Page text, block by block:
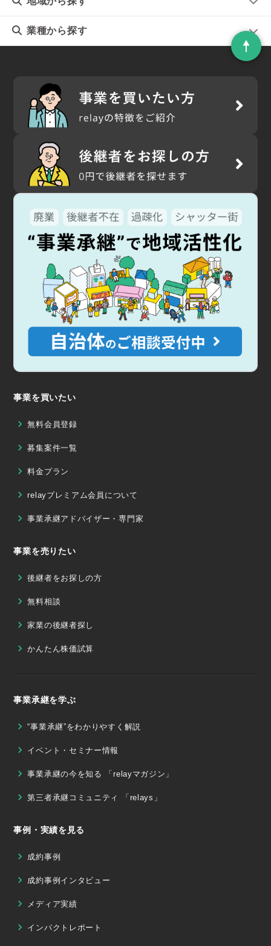
業種から探す
事業を買いたい
無料会員登録
募集案件一覧
料金プラン
relayプレミアム会員について
事業承継アドバイザー・専門家
事業を売りたい
後継者をお探しの方
無料相談
家業の後継者探し
かんたん株価試算
事業承継を学ぶ
“事業承継”をわかりやすく解説
イベント・セミナー情報
事業承継の今を知る 「relayマガジン」
第三者承継コミュニティ 「relays」
事例・実績を見る
成約事例
成約事例インタビュー
メディア実績
インパクトレポート